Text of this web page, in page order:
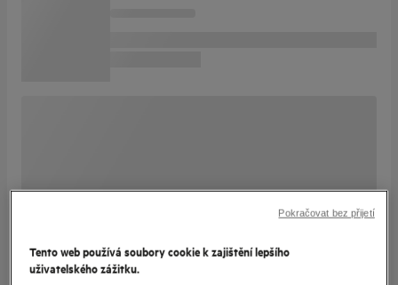
Tento web používá soubory cookie k zajištění lepšího
uživatelského zážitku.
Pokračovat bez přijetí